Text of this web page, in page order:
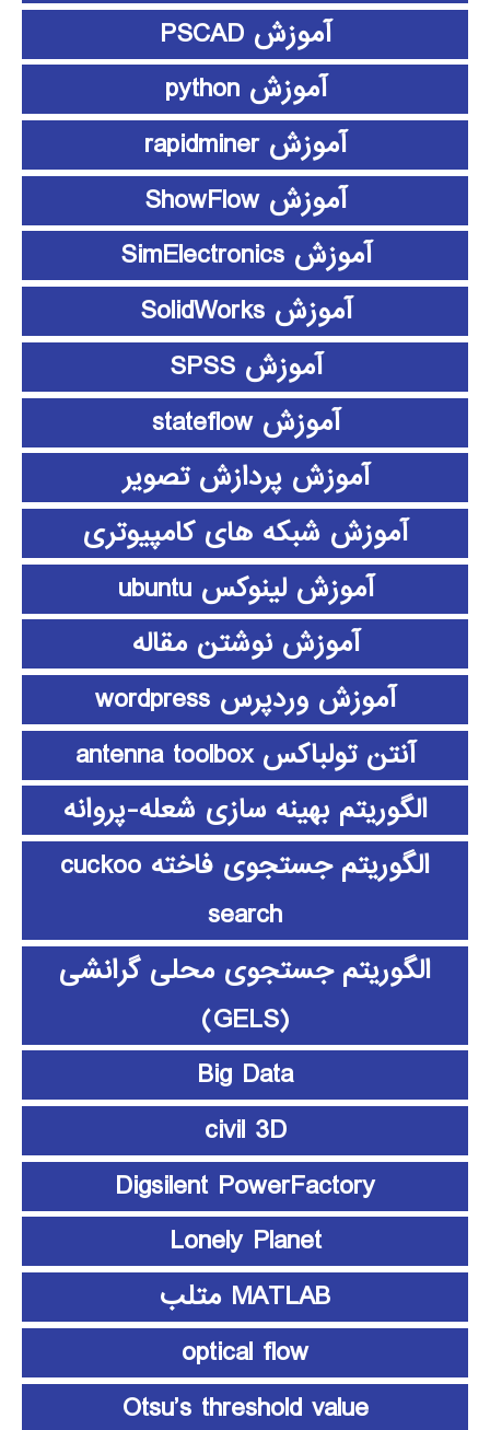
آموزش PSCAD
آموزش python
آموزش rapidminer
آموزش ShowFlow
آموزش SimElectronics
آموزش SolidWorks
آموزش SPSS
آموزش stateflow
آموزش پردازش تصویر
آموزش شبکه های کامپیوتری
آموزش لینوکس ubuntu
آموزش نوشتن مقاله
آموزش وردپرس wordpress
آنتن تولباکس antenna toolbox
الگوریتم بهینه سازی شعله-پروانه
الگوریتم جستجوی فاخته cuckoo
search
الگوریتم جستجوی محلی گرانشی
(GELS)
Big Data
civil 3D
Digsilent PowerFactory
Lonely Planet
MATLAB متلب
optical flow
Otsu’s threshold value